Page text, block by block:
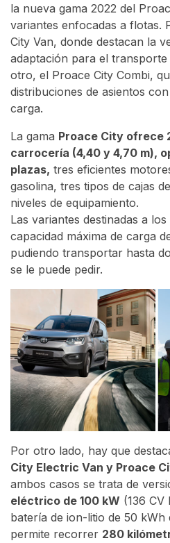
la nueva gama 2022 del
variantes enfocadas a flotas.
City Van, donde destacan la
adaptación para el
otro, el Proace City Combi,
distribuciones de asientos
carga.
La gama Proace City ofrece
carrocería (4,40 y 4,70 m),
plazas, tres eficientes
gasolina, tres tipos de cajas
niveles de equipamiento.
Las variantes destinadas a
capacidad máxima de carga
pudiendo transportar hasta
se le puede pedir.
Por otro lado, hay que
City Electric Van y Proace
ambos casos se trata de
eléctrico de 100 kW (136
batería de ion-litio de 50 kWh
permite recorrer 280